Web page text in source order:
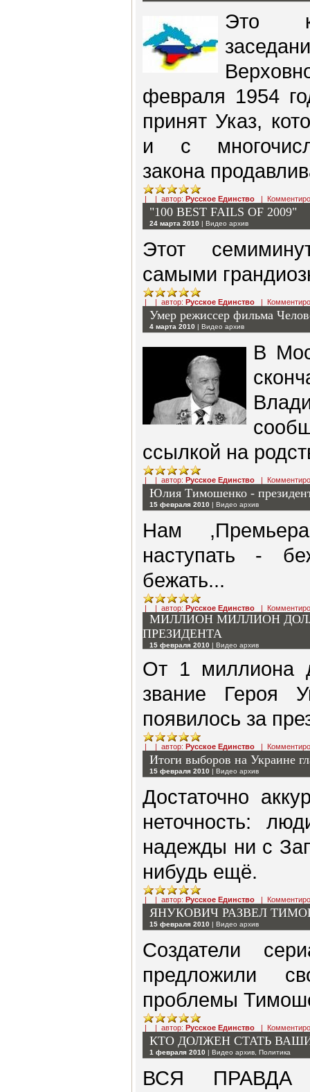
Это
февраля 1954
принят Указ,
и с
закона
| | автор: Русское Единство |
"100 BEST FAILS OF 2009"
24 марта 2010 | Видео архив
Этот
самыми
| | автор: Русское Единство |
Умер режиссер фильма
4 марта 2010 | Видео архив
В
ссылкой на
| | автор: Русское Единство |
Юлия Тимошенко -
15 февраля 2010 | Видео архив
Нам
наступать -
бежать...
| | автор: Русское Единство |
МИЛЛИОН МИЛЛИОН
ПРЕЗИДЕНТА
15 февраля 2010 | Видео архив
От 1 миллиона
звание Героя
появилось за
| | автор: Русское Единство |
Итоги выборов на Украине
15 февраля 2010 | Видео архив
Достаточно
неточность:
надежды ни с
нибудь ещё.
| | автор: Русское Единство |
ЯНУКОВИЧ РАЗВЕЛ
15 февраля 2010 | Видео архив
Создатели
предложили
проблемы
| | автор: Русское Единство |
КТО ДОЛЖЕН СТАТЬ
1 февраля 2010 | Видео архив Политика
ВСЯ